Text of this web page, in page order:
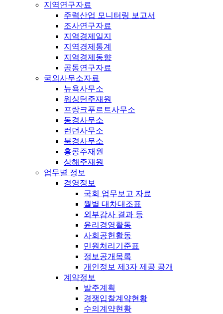
지역연구자료
주력산업 모니터링 보고서
조사연구자료
지역경제일지
지역경제통계
지역경제동향
공동연구자료
국외사무소자료
뉴욕사무소
워싱턴주재원
프랑크푸르트사무소
동경사무소
런던사무소
북경사무소
홍콩주재원
상해주재원
업무별 정보
경영정보
국회 업무보고 자료
월별 대차대조표
외부감사 결과 등
윤리경영활동
사회공헌활동
민원처리기준표
정보공개목록
개인정보 제3자 제공 공개
계약정보
발주계획
경쟁입찰계약현황
수의계약현황